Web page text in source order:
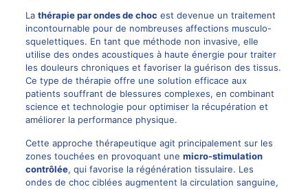
La thérapie par ondes de choc est devenue un traitement
incontournable pour de nombreuses affections musculo-
squelettiques. En tant que méthode non invasive, elle
utilise des ondes acoustiques à haute énergie pour traiter
les douleurs chroniques et favoriser la guérison des tissus.
Ce type de thérapie offre une solution efficace aux
patients souffrant de blessures complexes, en combinant
science et technologie pour optimiser la récupération et
améliorer la performance physique.
Cette approche thérapeutique agit principalement sur les
zones touchées en provoquant une micro-stimulation
contrôlée, qui favorise la régénération tissulaire. Les
ondes de choc ciblées augmentent la circulation sanguine,